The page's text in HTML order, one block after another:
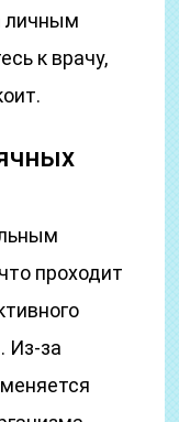
личным
к врачу,
проходит
Из-за